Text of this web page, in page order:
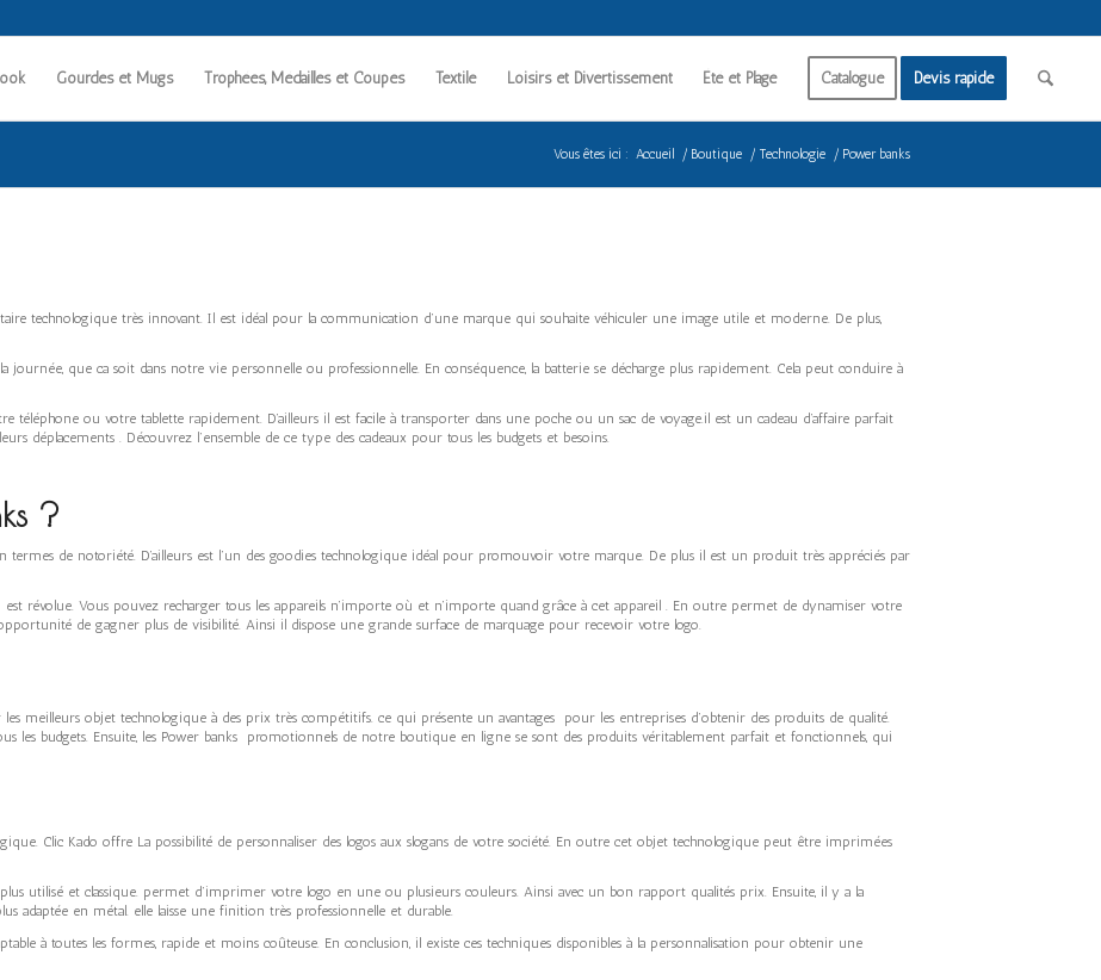
Gourdes et Mugs Trophées, Médailles et Coupes Textile Loisirs et Divertissement Été et Plage Catalogue Devis rapide
Vous êtes ici : Accueil / Boutique / Technologie / Power banks
technologique très innovant. Il est idéal pour la communication d’une marque qui souhaite véhiculer une image utile et moderne. De plus,
journée, que ca soit dans notre vie personnelle ou professionnelle. En conséquence, la batterie se décharge plus rapidement. Cela peut conduire à
téléphone ou votre tablette rapidement. D’ailleurs il est facile à transporter dans une poche ou un sac de voyage.il est un cadeau d’affaire parfait
déplacements . Découvrez l’ensemble de ce type des cadeaux pour tous les budgets et besoins.
?
termes de notoriété. D’ailleurs est l’un des goodies technologique idéal pour promouvoir votre marque. De plus il est un produit très appréciés par
est révolue. Vous pouvez recharger tous les appareils n’importe où et n’importe quand grâce à cet appareil . En outre permet de dynamiser votre
de gagner plus de visibilité. Ainsi il dispose une grande surface de marquage pour recevoir votre logo.
meilleurs objet technologique à des prix très compétitifs. ce qui présente un avantages pour les entreprises d’obtenir des produits de qualité.
les budgets. Ensuite, les Power banks promotionnels de notre boutique en ligne se sont des produits véritablement parfait et fonctionnels, qui
Clic Kado offre La possibilité de personnaliser des logos aux slogans de votre société. En outre cet objet technologique peut être imprimées
plus utilisé et classique. permet d’imprimer votre logo en une ou plusieurs couleurs. Ainsi avec un bon rapport qualités prix. Ensuite, il y a la
adaptée en métal. elle laisse une finition très professionnelle et durable.
à toutes les formes, rapide et moins coûteuse. En conclusion, il existe ces techniques disponibles à la personnalisation pour obtenir une